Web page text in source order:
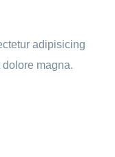
adipisicing
magna.